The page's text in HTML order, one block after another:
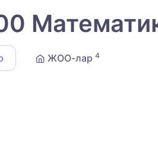
ЖОО-лар 4